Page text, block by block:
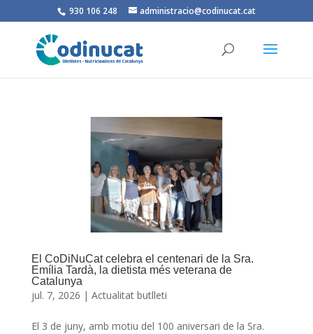
930 106 248 administracio@codinucat.cat
El CoDiNuCat celebra el centenari de la Sra.
Emília Tardà, la dietista més veterana de
Catalunya
jul. 7, 2026 | Actualitat butlleti
El 3 de juny, amb motiu del 100 aniversari de la Sra.